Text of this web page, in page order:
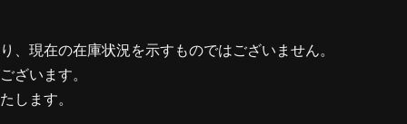
、現在の在庫状況を示すものではございません。
ざいます。
します。